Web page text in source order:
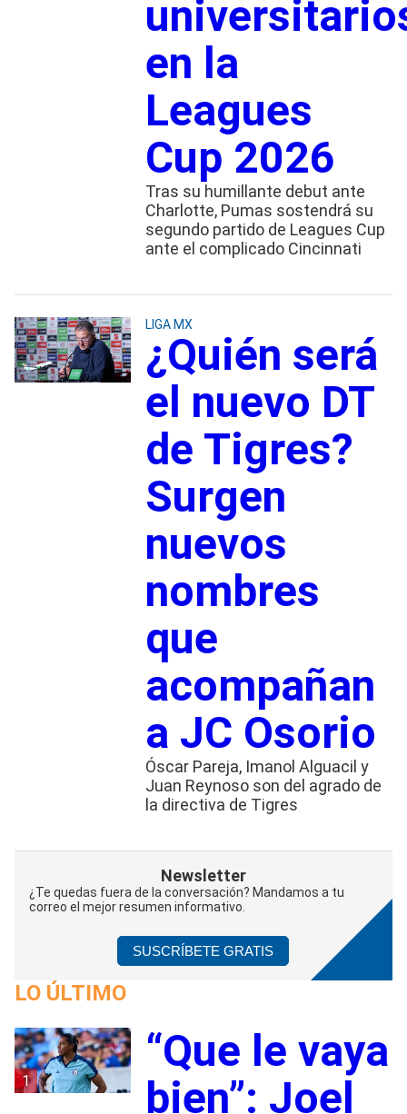
en la
Leagues
Cup 2026
Tras su humillante debut ante
Charlotte, Pumas sostendrá su
segundo partido de Leagues Cup
ante el complicado Cincinnati
LIGA MX
¿Quién será
el nuevo DT
de Tigres?
Surgen
nuevos
nombres
que
acompañan
a JC Osorio
Óscar Pareja, Imanol Alguacil y
Juan Reynoso son del agrado de
la directiva de Tigres
Newsletter
¿Te quedas fuera de la conversación? Mandamos a tu
correo el mejor resumen informativo.
SUSCRÍBETE GRATIS
LO ÚLTIMO
1
“Que le vaya
bien”: Joel